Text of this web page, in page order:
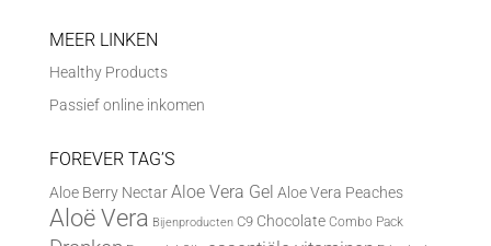
MEER LINKEN
Healthy Products
Passief online inkomen
FOREVER TAG’S
Aloe Berry NectarAloe Vera Gel Aloe Vera Peaches
Aloë Vera Bijenproducten C9 Chocolate Combo Pack